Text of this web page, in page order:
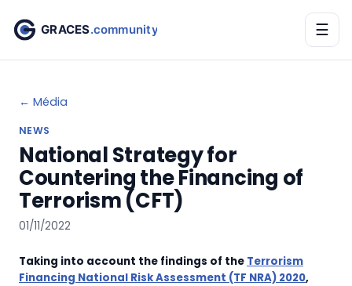
☰
← Média
NEWS
National Strategy for
Countering the Financing of
Terrorism (CFT)
01/11/2022
Taking into account the findings of the Terrorism
Financing National Risk Assessment (TF NRA) 2020,